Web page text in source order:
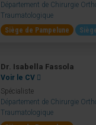
Département de Chirurgie
Traumatologique
Siège de Pampelune
Dr. Isabella Fassola
Voir le CV
Spécialiste
Département de Chirurgie
Traumatologique